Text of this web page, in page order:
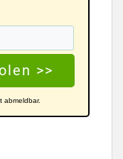
>>
abmeldbar.